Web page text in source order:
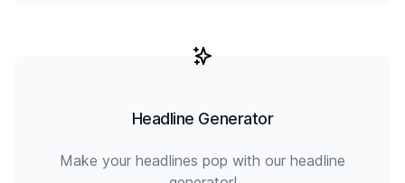
Headline Generator
Make your headlines pop with our headline